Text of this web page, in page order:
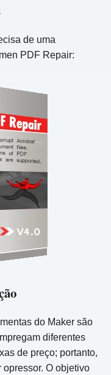
de uma
PDF Repair:
do Maker são
diferentes
de preço; portanto,
O objetivo